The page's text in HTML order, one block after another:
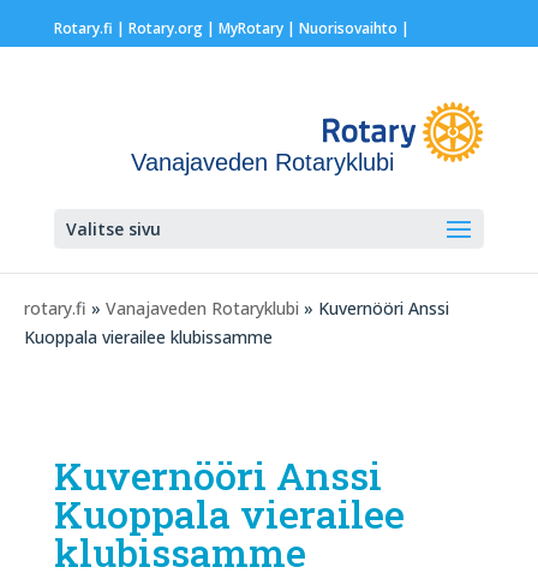
Rotary.fi | Rotary.org| MyRotary | Nuorisovaihto |
Vanajaveden Rotaryklubi
Valitse sivu
rotary.fi » Vanajaveden Rotaryklubi » Kuvernööri Anssi
Kuoppala vierailee klubissamme
Kuvernööri Anssi
Kuoppala vierailee
klubissamme